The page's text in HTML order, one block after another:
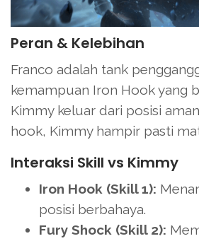
Peran & Kelebihan
Franco adalah tank
kemampuan Iron Hook yang
Kimmy keluar dari posisi
hook, Kimmy hampir pasti
Interaksi Skill vs Kimmy
Iron Hook (Skill 1):
posisi berbahaya.
Fury Shock (Skill 2):